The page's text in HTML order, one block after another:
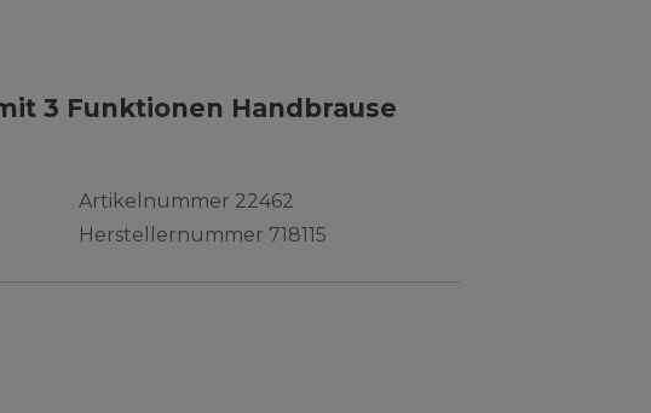
3 Funktionen Handbrause
Artikelnummer 22462
Herstellernummer 718115